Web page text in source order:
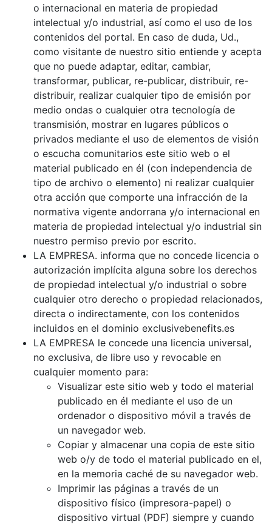
o internacional en materia de propiedad
intelectual y/o industrial, así como el uso de los
contenidos del portal. En caso de duda, Ud.,
como visitante de nuestro sitio entiende y acepta
que no puede adaptar, editar, cambiar,
transformar, publicar, re-publicar, distribuir, re-
distribuir, realizar cualquier tipo de emisión por
medio ondas o cualquier otra tecnología de
transmisión, mostrar en lugares públicos o
privados mediante el uso de elementos de visión
o escucha comunitarios este sitio web o el
material publicado en él (con independencia de
tipo de archivo o elemento) ni realizar cualquier
otra acción que comporte una infracción de la
normativa vigente andorrana y/o internacional en
materia de propiedad intelectual y/o industrial sin
nuestro permiso previo por escrito.
LA EMPRESA. informa que no concede licencia o
autorización implícita alguna sobre los derechos
de propiedad intelectual y/o industrial o sobre
cualquier otro derecho o propiedad relacionados,
directa o indirectamente, con los contenidos
incluidos en el dominio exclusivebenefits.es
LA EMPRESA le concede una licencia universal,
no exclusiva, de libre uso y revocable en
cualquier momento para:
Visualizar este sitio web y todo el material
publicado en él mediante el uso de un
ordenador o dispositivo móvil a través de
un navegador web.
Copiar y almacenar una copia de este sitio
web o/y de todo el material publicado en el,
en la memoria caché de su navegador web.
Imprimir las páginas a través de un
dispositivo físico (impresora-papel) o
dispositivo virtual (PDF) siempre y cuando